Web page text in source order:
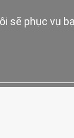
sẽ phục vụ